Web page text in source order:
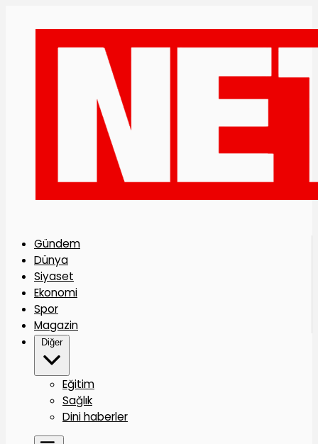
Gündem
Dünya
Siyaset
Ekonomi
Spor
Magazin
Diğer
Eğitim
Sağlık
Dini haberler